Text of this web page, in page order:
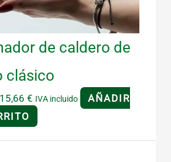
de caldero de
clásico
El
15,66€ El
IVA incluido
AÑADIR